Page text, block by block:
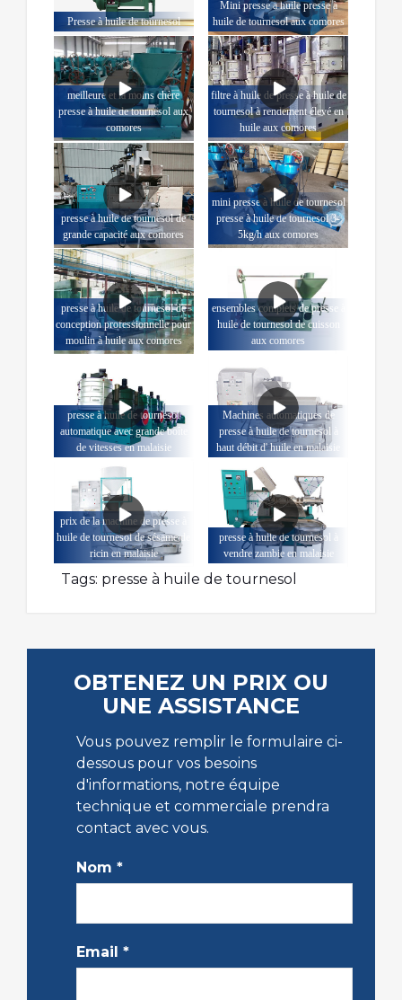
Presse à huile de tournesol
Mini presse à huile presse à
huile de tournesol aux comores
meilleure et la moins chère
presse à huile de tournesol aux
comores
filtre à huile de presse à huile de
tournesol à rendement élevé en
huile aux comores
presse à huile de tournesol de
grande capacité aux comores
mini presse à huile de tournesol
presse à huile de tournesol 3-
5kg/h aux comores
presse à huile de tournesol de
conception professionnelle pour
moulin à huile aux comores
ensembles complets de presse à
huile de tournesol de cuisson
aux comores
presse à huile de tournesol
automatique avec grande boîte
de vitesses en malaisie
Machines automatiques de
presse à huile de tournesol à
haut débit d' huile en malaisie
prix de la machine de presse à
huile de tournesol de sésame de
ricin en malaisie
presse à huile de tournesol à
vendre zambie en malaisie
Tags: presse à huile de tournesol
OBTENEZ UN PRIX OU
UNE ASSISTANCE
Vous pouvez remplir le formulaire ci-
dessous pour vos besoins
d'informations, notre équipe
technique et commerciale prendra
contact avec vous.
Nom *
Email *